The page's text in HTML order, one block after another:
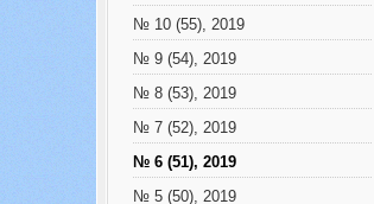
№ 10 (55), 2019
№ 9 (54), 2019
№ 8 (53), 2019
№ 7 (52), 2019
№ 6 (51), 2019
№ 5 (50), 2019